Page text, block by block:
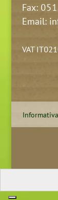
Fax:
Email:
VAT